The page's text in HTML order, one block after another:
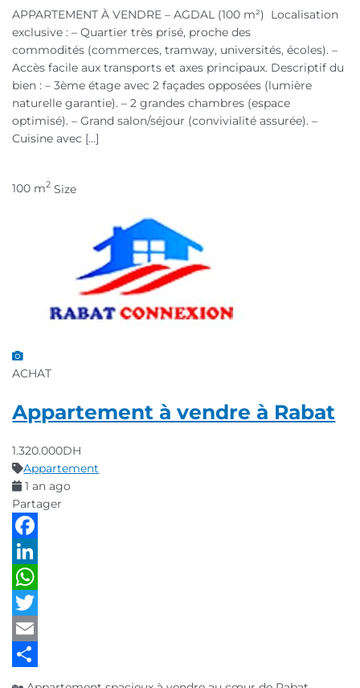
Partager
APPARTEMENT À VENDRE – AGDAL (100 m²) Localisation
exclusive : – Quartier très prisé, proche des
commodités (commerces, tramway, universités, écoles). –
Accès facile aux transports et axes principaux. Descriptif du
bien : – 3ème étage avec 2 façades opposées (lumière
naturelle garantie). – 2 grandes chambres (espace
optimisé). – Grand salon/séjour (convivialité assurée). –
Cuisine avec […]
100 m2 Size
ACHAT
Appartement à vendre à Rabat
1.320.000DH
Appartement
1 an ago
Partager
Facebook
LinkedIn
WhatsApp
Twitter
Email